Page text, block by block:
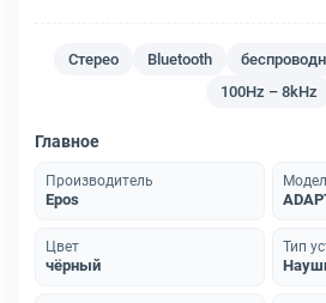
Стерео Bluetooth
100Hz – 8kHz
Главное
Производитель
Epos
Цвет
чёрный
Тип